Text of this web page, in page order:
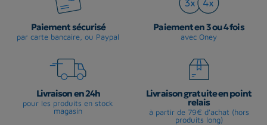
Paiement sécurisé
par carte bancaire, ou Paypal
Paiement en 3 ou 4 fois
avec Oney
Livraison en 24h
pour les produits en stock
magasin
Livraison gratuite en point
relais
à partir de 79€ d'achat (hors
produits long)